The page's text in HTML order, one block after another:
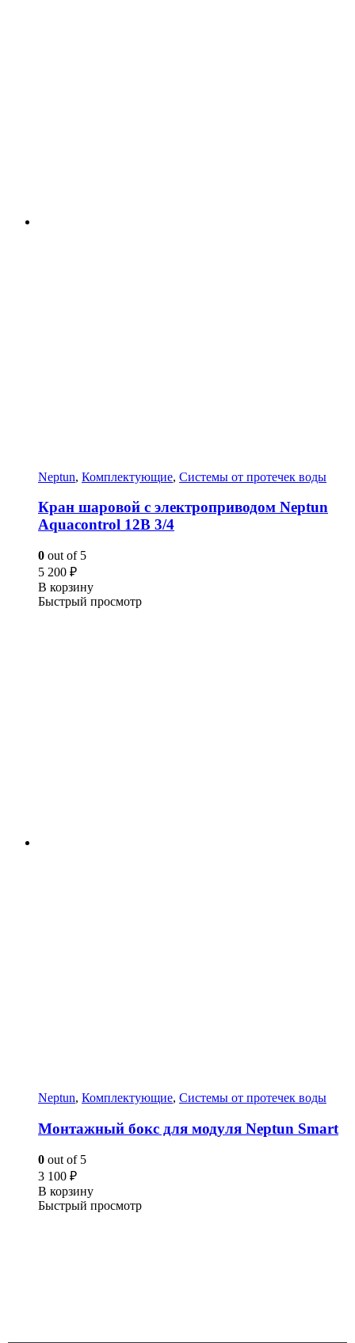
Neptun, Комплектующие, Системы от протечек воды
Кран шаровой с электроприводом Neptun
Aquacontrol 12В 3/4
0 out of 5
5 200 ₽
В корзину
Быстрый просмотр
Neptun, Комплектующие, Системы от протечек воды
Монтажный бокс для модуля Neptun Smart
0 out of 5
3 100 ₽
В корзину
Быстрый просмотр